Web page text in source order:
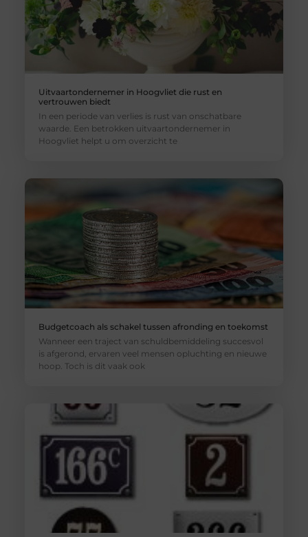
Uitvaartondernemer in Hoogvliet die rust en
vertrouwen biedt
In een periode van verlies is rust van onschatbare
waarde. Een betrokken uitvaartondernemer in
Hoogvliet helpt u om overzicht te
Budgetcoach als schakel tussen afronding en toekomst
Wanneer een traject van schuldbemiddeling succesvol
is afgerond, ervaren veel mensen opluchting en nieuwe
hoop. Toch is dit vaak ook